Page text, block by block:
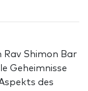
Rav Shimon Bar
Geheimnisse
des